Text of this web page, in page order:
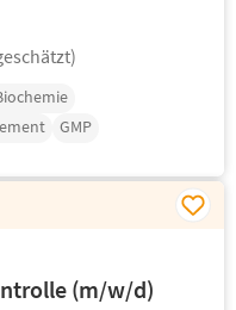
GMP
(m/w/d)